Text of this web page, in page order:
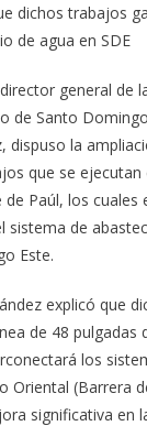
dichos trabajos
de agua en SDE
general de
de Santo
dispuso la
que se
de Paúl, los
sistema de
Este.
explicó que
de 48 pulgadas
los
Oriental (Barrera
significativa en